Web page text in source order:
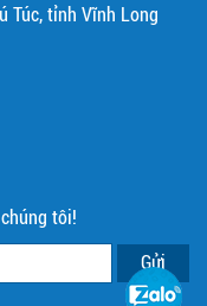
Túc, tỉnh Vĩnh Long
tôi!